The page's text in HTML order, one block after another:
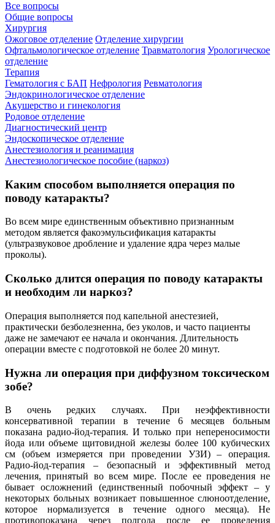
Все вопросы
Общие вопросы
Хирургия
Ожоговое отделение Отделение хирургии
Офтальмологическое отделение Травматология Урологическое
отделение
Терапия
Гематология с БАП Нефрология Ревматология
Эндокринологическое отделение
Акушерство и гинекология
Родовое отделение
Диагностический центр
Эндоскопическое отделение
Анестезиология и реанимация
Анестезиологическое пособие (наркоз)
Каким способом выполняется операция по
поводу катаракты?
Во всем мире единственным объективно признанным
методом является факоэмульсификация катаракты
(ультразвуковое дробление и удаление ядра через малые
проколы).
Сколько длится операция по поводу катаракты
и необходим ли наркоз?
Операция выполняется под капельной анестезией,
практически безболезненна, без уколов, и часто пациенты
даже не замечают ее начала и окончания. Длительность
операции вместе с подготовкой не более 20 минут.
Нужна ли операция при диффузном токсическом
зобе?
В очень редких случаях. При неэффективности
консервативной терапии в течение 6 месяцев больным
показана радио-йод-терапия. И только при непереносимости
йода или объеме щитовидной железы более 100 кубических
см (объем измеряется при проведении УЗИ) – операция.
Радио-йод-терапия – безопасный и эффективный метод
лечения, принятый во всем мире. После ее проведения не
бывает осложнений (единственный побочный эффект – у
некоторых больных возникает повышенное слюноотделение,
которое нормализуется в течение одного месяца). Не
противопоказана через полгода после ее проведения